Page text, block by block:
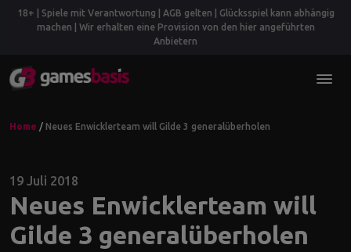
18+ | Spiele mit Verantwortung | AGB gelten | Glücksspiel kann abhängig
machen | Wir erhalten eine Provision von den hier angeführten
Anbietern
Home / Neues Enwicklerteam will Gilde 3 generalüberholen
19 Juli 2018
Neues Enwicklerteam will
Gilde 3 generalüberholen